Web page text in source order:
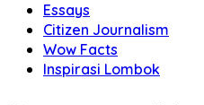
Essays
Citizen Journalism
Wow Facts
Inspirasi Lombok